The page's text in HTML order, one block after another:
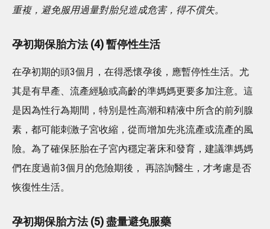
重複，避免服用過量對胎兒造成危害，得不償失。
孕初期保胎方法 (4) 暫停性生活
在孕初期的頭3個月，在得悉懷孕後，應暫停性生活。尤
其是有早產、流產經驗或高齡的準媽媽更要多加注意。這
是因為性行為期間，特別是性高潮和精液中所含的前列腺
素，都可能刺激子宮收縮，從而增加先兆流產或流產的風
險。為了確保胚胎在子宮內穩定著床和發育，建議準媽媽
們在度過前3個月的危險期後， 再諮詢醫生，才考慮是否
恢復性生活。
孕初期保胎方法 (5) 盡量避免服藥